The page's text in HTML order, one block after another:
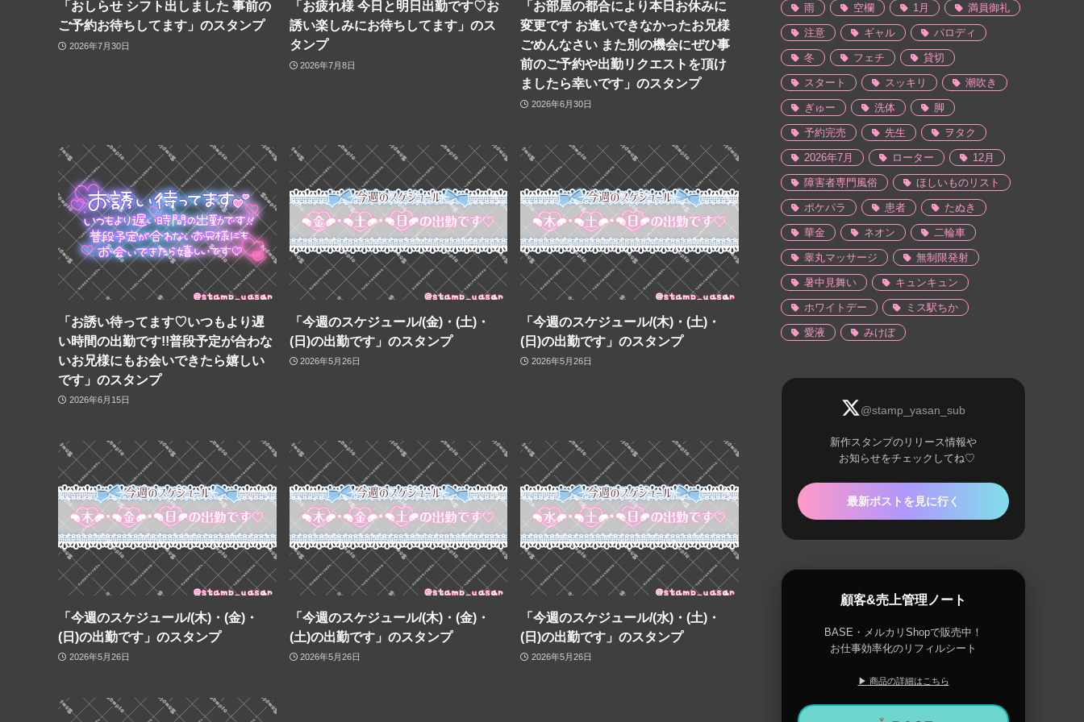
「おしらせ シフト出しました 事前の
ご予約お待ちしてます」のスタンプ
2026年7月30日
「お疲れ様 今日と明日出勤です♡お
誘い楽しみにお待ちしてます」のス
タンプ
2026年7月8日
「お部屋の都合により本日お休みに
変更です お逢いできなかったお兄様
ごめんなさい また別の機会にぜひ事
前のご予約や出勤リクエストを頂け
ましたら幸いです」のスタンプ
2026年6月30日
「お誘い待ってます♡いつもより遅
い時間の出勤です!!普段予定が合わな
いお兄様にもお会いできたら嬉しい
です」のスタンプ
2026年6月15日
「今週のスケジュール/(金)・(土)・
(日)の出勤です」のスタンプ
2026年5月26日
「今週のスケジュール/(木)・(土)・
(日)の出勤です」のスタンプ
2026年5月26日
「今週のスケジュール/(木)・(金)・
(日)の出勤です」のスタンプ
2026年5月26日
「今週のスケジュール/(木)・(金)・
(土)の出勤です」のスタンプ
2026年5月26日
「今週のスケジュール/(水)・(土)・
(日)の出勤です」のスタンプ
2026年5月26日
雨 空欄 1月 満員御礼
注意 ギャル パロディ
冬 フェチ 貸切
スタート スッキリ 潮吹き
ぎゅー 洗体 脚
予約完売 先生 ヲタク
2026年7月 ローター 12月
障害者専門風俗 ほしいものリスト
ポケパラ 患者 たぬき
華金 ネオン 二輪車
睾丸マッサージ 無制限発射
暑中見舞い キュンキュン
ホワイトデー ミス駅ちか
愛液 みけぽ
@stamp_yasan_sub
新作スタンプのリリース情報や
お知らせをチェックしてね♡
最新ポストを見に行く
顧客&売上管理ノート
BASE・メルカリShopで販売中！
お仕事効率化のリフィルシート
▶ 商品の詳細はこちら